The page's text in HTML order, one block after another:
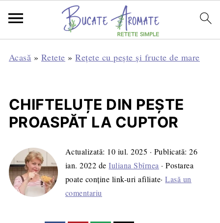
Acasă » Retete »Rețete cu pește și fructe de mare
CHIFTELUȚE DIN PEȘTE
PROASPĂT LA CUPTOR
Actualizată: 10 iul. 2025 · Publicată:26
ian. 2022 deIuliana Sbîrnea · Postarea
poate conține link-uri afiliate·Lasă un
comentariu